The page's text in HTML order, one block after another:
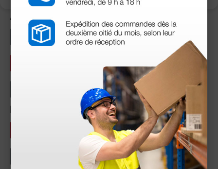
Áreas temáticas
Curiosidades y artículos históricos
Medicina para Todos
Temas de Actualidad
Etiquetas
Consulta médica Cardiología
Equipos Servicios Ginecología